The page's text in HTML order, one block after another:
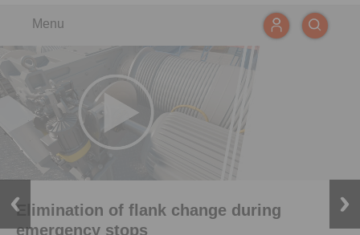
Menu
Elimination of flank change during
emergency stops
Innovative coupling tool for efficient
product selection